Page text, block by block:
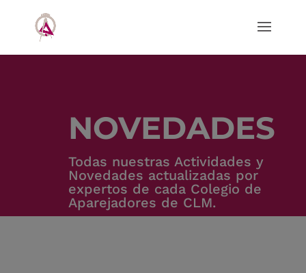
NOVEDADES
Todas nuestras Actividades y
Novedades actualizadas por
expertos de cada Colegio de
Aparejadores de CLM.